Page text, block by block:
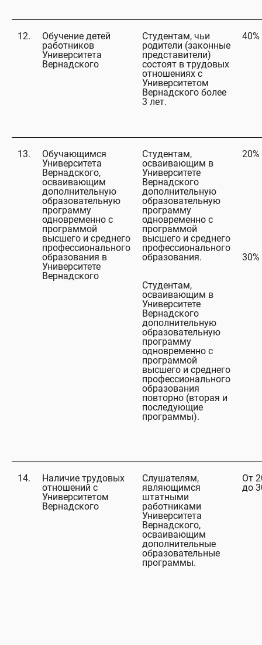
12.
Обучение детей
работников
Университета
Вернадского
Студентам, чьи
родители (законные
представители)
состоят в трудовых
отношениях с
Университетом
Вернадского более
3 лет.
40%
13.
Обучающимся
Университета
Вернадского,
осваивающим
дополнительную
образовательную
программу
одновременно с
программой
высшего и среднего
профессионального
образования в
Университете
Вернадского
Студентам,
осваивающим в
Университете
Вернадского
дополнительную
образовательную
программу
одновременно с
программой
высшего и среднего
профессионального
образования.
Студентам,
осваивающим в
Университете
Вернадского
дополнительную
образовательную
программу
одновременно с
программой
высшего и среднего
профессионального
образования
повторно (вторая и
последующие
программы).
20%
30%
14.
Наличие трудовых
отношений с
Университетом
Вернадского
Слушателям,
являющимся
штатными
работниками
Университета
Вернадского,
осваивающим
дополнительные
образовательные
программы.
От
до